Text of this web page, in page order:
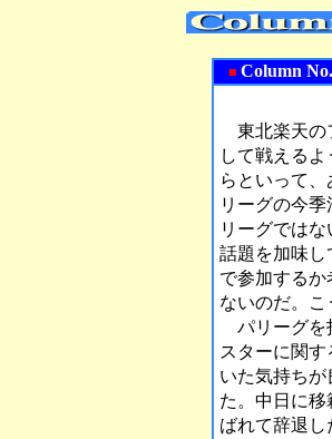
■ Column
東北楽天の
して戦える
らといって
リーグの今
リーグでは
話題を加味
で参加する
ないのだ。
パリーグを
スターに関
いた気持ち
た。中日に
ばれて辞退